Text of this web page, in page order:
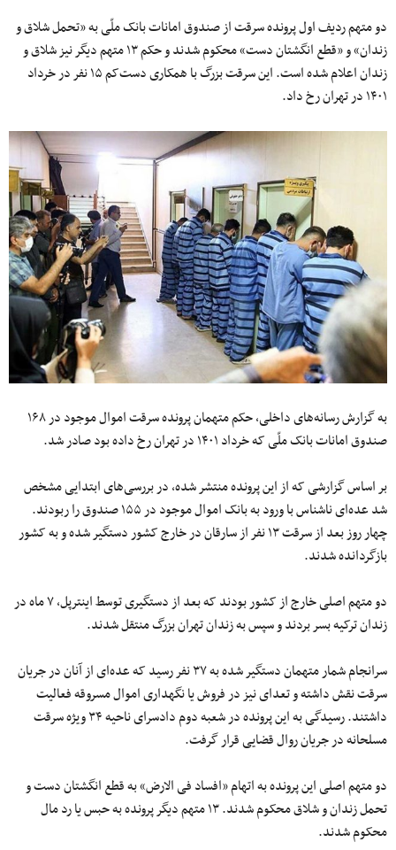
دو متهم ردیف اول پرونده سرقت از صندوق امانات بانک ملّی به «تحمل شلاق و
زندان» و «قطع انگشتان دست» محکوم شدند و حکم ۱۳ متهم دیگر نیز شلاق و
زندان اعلام شده است. این سرقت بزرگ با همکاری دست‌کم ۱۵ نفر در خرداد
۱۴۰۱ در تهران رخ داد.
به گزارش رسانه‌های داخلی، حکم متهمان پرونده سرقت اموال موجود در ۱۶۸
صندوق امانات بانک ملّی که خرداد ۱۴۰۱ در تهران رخ داده بود صادر شد.
بر اساس گزارشی که از این پرونده منتشر شده، در بررسی‌های ابتدایی مشخص
شد عده‌ای ناشناس با ورود به بانک اموال موجود در ۱۵۵ صندوق را ربودند.
چهار روز بعد از سرقت ۱۳ نفر از سارقان در خارج کشور دستگیر شده و به کشور
بازگردانده شدند.
دو متهم اصلی خارج از کشور بودند که بعد از دستگیری توسط اینترپل، ۷ ماه در
زندان ترکیه بسر بردند و سپس به زندان تهران بزرگ منتقل شدند.
سرانجام شمار متهمان دستگیر شده به ۳۷ نفر رسید که عده‌ای از آنان در جریان
سرقت نقش داشته و تعدای نیز در فروش یا نگهداری اموال مسروقه فعالیت
داشتند. رسیدگی به این پرونده در شعبه دوم دادسرای ناحیه ۳۴ ویژه سرقت
مسلحانه در جریان روال قضایی قرار گرفت.
دو متهم اصلی این پرونده به اتهام «افساد فی الارض» به قطع انگشتان دست و
تحمل زندان و شلاق محکوم شدند. ۱۳ متهم دیگر پرونده به حبس یا رد مال
محکوم شدند.